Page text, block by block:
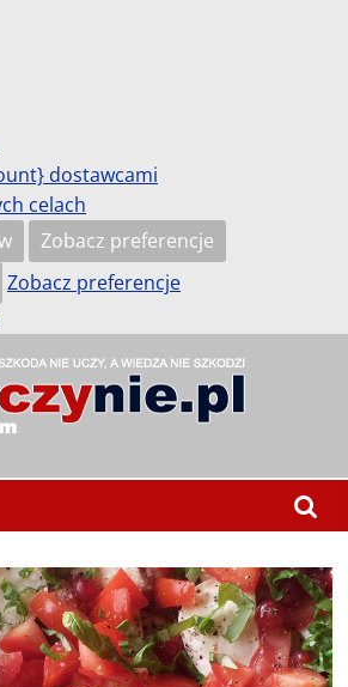
dostawcami
celach
Zobacz preferencje
Zobacz preferencje